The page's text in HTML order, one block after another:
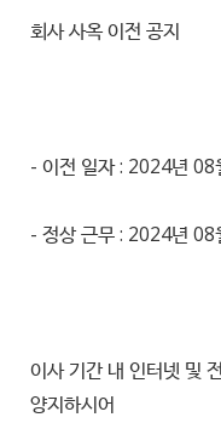
회사 사옥 이전 공지
- 이전 일자 : 2024년
- 정상 근무 : 2024년
이사 기간 내 인터넷 및
양지하시어